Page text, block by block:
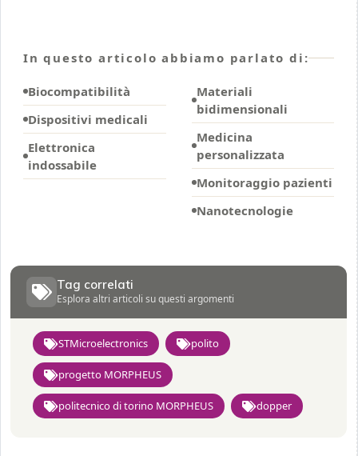
In questo articolo abbiamo parlato di:
Biocompatibilità
Dispositivi medicali
Elettronica
indossabile
Materiali
bidimensionali
Medicina
personalizzata
Monitoraggio pazienti
Nanotecnologie
Tag correlati
Esplora altri articoli su questi argomenti
STMicroelectronics polito
progetto MORPHEUS
politecnico di torino MORPHEUS dopper